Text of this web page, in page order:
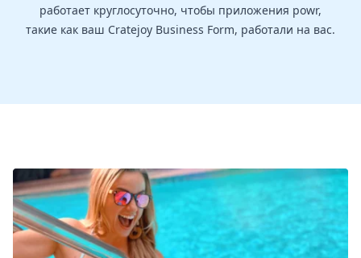
работает круглосуточно, чтобы приложения powr,
такие как ваш Cratejoy Business Form, работали на вас.